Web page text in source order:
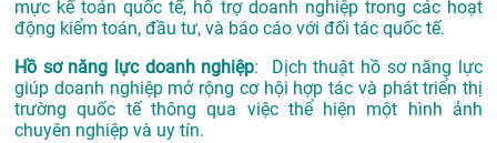
mực kế toán quốc tế, hỗ trợ doanh nghiệp trong các hoạt
động kiểm toán, đầu tư, và báo cáo với đối tác quốc tế.
Hồ sơ năng lực doanh nghiệp: Dịch thuật hồ sơ năng lực
giúp doanh nghiệp mở rộng cơ hội hợp tác và phát triển thị
trường quốc tế thông qua việc thể hiện một hình ảnh
chuyên nghiệp và uy tín.